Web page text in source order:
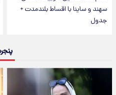
سهند و ساینا با اقساط بلندمدت +
جدول